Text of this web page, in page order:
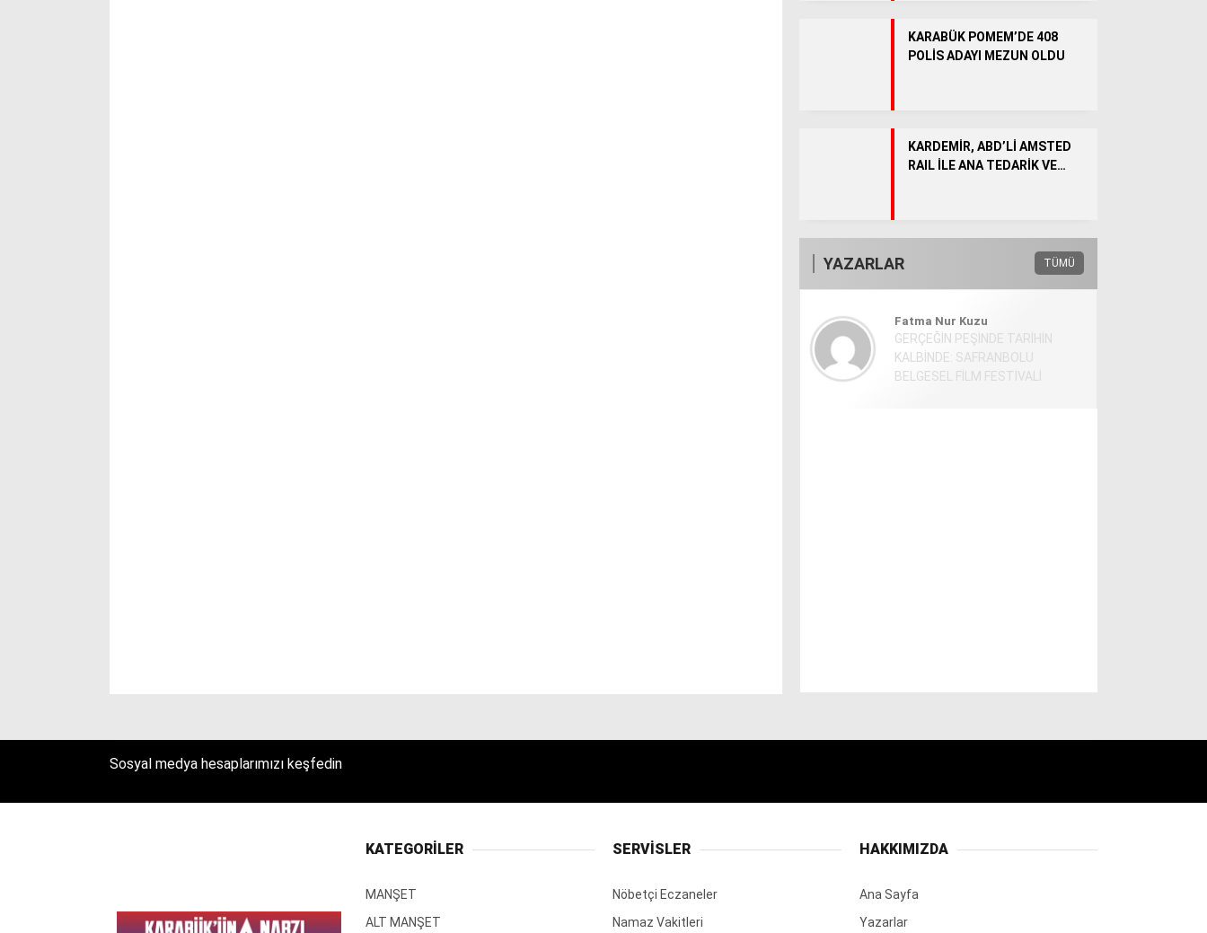
KARABÜK POMEM’DE 408
POLİS ADAYI MEZUN OLDU
KARDEMİR, ABD’Lİ AMSTED
RAIL İLE ANA TEDARİK VE
YAZARLAR TÜMÜ
Fatma Nur Kuzu
GERÇEĞİN PEŞİNDE TARİHİN
KALBİNDE: SAFRANBOLU
BELGESEL FİLM FESTİVALİ
Sosyal medya hesaplarımızı keşfedin
KATEGORİLER
MANŞET
ALT MANŞET
SERVİSLER
Nöbetçi Eczaneler
Namaz Vakitleri
HAKKIMIZDA
Ana Sayfa
Yazarlar